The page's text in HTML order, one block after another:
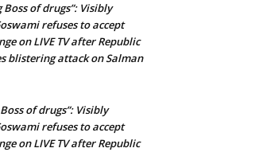
Boss of drugs”: Visibly
refuses to accept
on LIVE TV after Republic
blistering attack on Salman
of drugs”: Visibly
refuses to accept
on LIVE TV after Republic